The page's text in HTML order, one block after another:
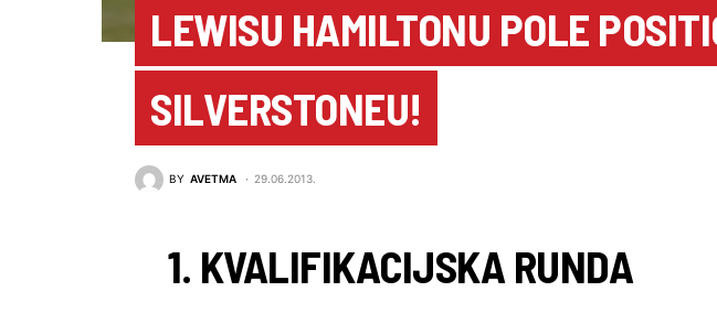
LEWISU HAMILTONU POLE
SILVERSTONEU!
BY AVETMA 29.06.2013.
1. KVALIFIKACIJSKA RUNDA